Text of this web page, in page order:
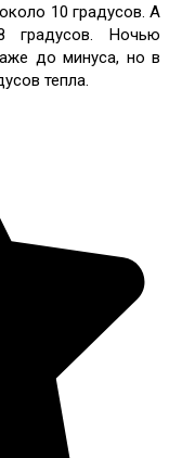
10 градусов. А
градусов. Ночью
до минуса, но в
тепла.